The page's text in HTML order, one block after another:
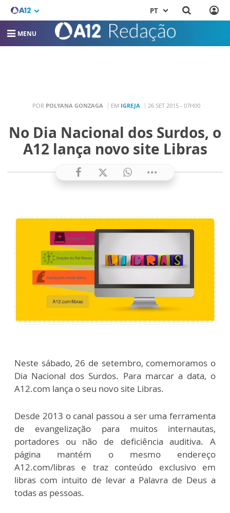
PT
MENU
POR POLYANA GONZAGA EM IGREJA 26 SET 2015 - 07H00
No Dia Nacional dos Surdos, o
A12 lança novo site Libras
Neste sábado, 26 de setembro, comemoramos o
Dia Nacional dos Surdos. Para marcar a data, o
A12.com lança o seu novo site Libras.
Desde 2013 o canal passou a ser uma ferramenta
de evangelização para muitos internautas,
portadores ou não de deficiência auditiva. A
página mantém o mesmo endereço
A12.com/libras e traz conteúdo exclusivo em
libras com intuito de levar a Palavra de Deus a
todas as pessoas.